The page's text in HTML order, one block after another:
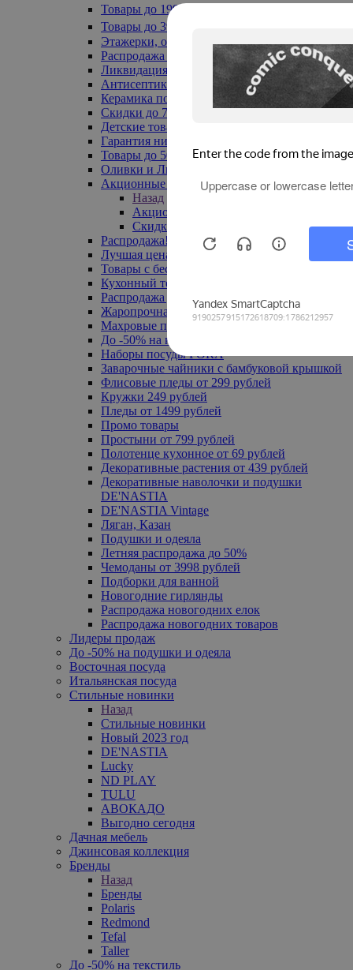
Товары до 199₽
Товары до 399₽
Этажерки, обувницы
Распродажа текстиля до -50%
Ликвидация до -70%
Антисептики
Керамика по 129 руб
Скидки до 70%
Детские товары
Гарантия низкой цены
Товары до 500 руб
Оливки и Лимоны
Акционные товары
Назад
Акционные товары
Скидка 20% по промокоду
Распродажа! Ульяновск до -70%
Лучшая цена
Товары с бесплатной доставкой
Кухонный текстиль
Распродажа до -50%
Жаропрочная посуда
Махровые полотенца
До -50% на ковры
Наборы посуды FORA
Заварочные чайники с бамбуковой крышкой
Флисовые пледы от 299 рублей
Кружки 249 рублей
Пледы от 1499 рублей
Промо товары
Простыни от 799 рублей
Полотенце кухонное от 69 рублей
Декоративные растения от 439 рублей
Декоративные наволочки и подушки
DE'NASTIA
DE'NASTIA Vintage
Ляган, Казан
Подушки и одеяла
Летняя распродажа до 50%
Чемоданы от 3998 рублей
Подборки для ванной
Новогодние гирлянды
Распродажа новогодних елок
Распродажа новогодних товаров
Лидеры продаж
До -50% на подушки и одеяла
Восточная посуда
Итальянская посуда
Стильные новинки
Назад
Стильные новинки
Новый 2023 год
DE'NASTIA
Lucky
ND PLAY
TULU
АВОКАДО
Выгодно сегодня
Дачная мебель
Джинсовая коллекция
Бренды
Назад
Бренды
Polaris
Redmond
Tefal
Taller
До -50% на текстиль